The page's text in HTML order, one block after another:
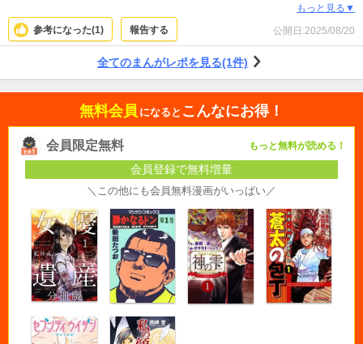
もっと見る▼
参考になった(1) 報告する 公開日:2025/08/20
全てのまんがレポを見る(1件)
無料会員 になると こんなにお得！
会員限定無料 もっと無料が読める！
会員登録で無料増量
＼この他にも会員無料漫画がいっぱい／